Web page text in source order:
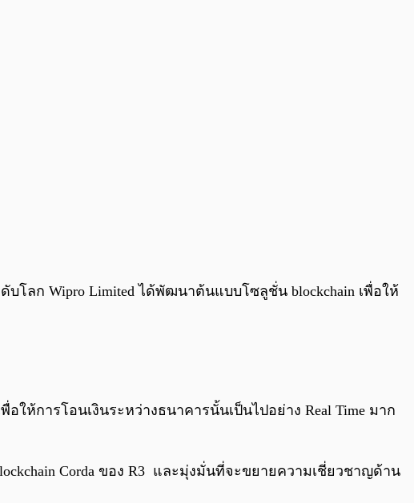
0:00 / 0:00
บโลก Wipro Limited ได้พัฒนาต้นแบบโซลูชั่น blockchain เพื่อให้
ห้การโอนเงินระหว่างธนาคารนั้นเป็นไปอย่าง Real Time มาก
Corda ของ R3 และมุ่งมั่นที่จะขยายความเชี่ยวชาญด้าน